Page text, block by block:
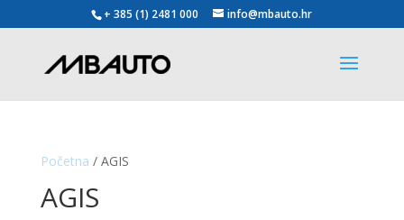
+ 385 (1) 2481 000 info@mbauto.hr
Početna / AGIS
AGIS